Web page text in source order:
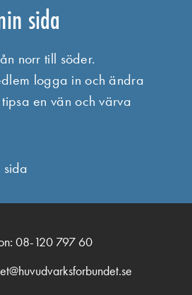
sida
norr till söder.
logga in och ändra
en vän och värva
sida
08-120 797 60
huvudvarksforbundet.se